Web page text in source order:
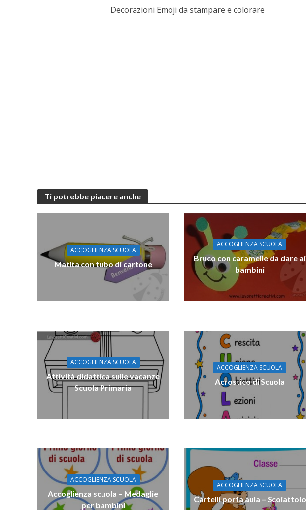
Decorazioni Emoji da stampare e colorare
Ti potrebbe piacere anche
ACCOGLIENZA SCUOLA
Matita con tubo di cartone
ACCOGLIENZA SCUOLA
Bruco con caramelle da dare ai
bambini
ACCOGLIENZA SCUOLA
Attività didattica sulle vacanze
Scuola Primaria
ACCOGLIENZA SCUOLA
Acrostico di Scuola
ACCOGLIENZA SCUOLA
Accoglienza scuola – Medaglie
per bambini
ACCOGLIENZA SCUOLA
Cartelli porta aula – Scoiattolo